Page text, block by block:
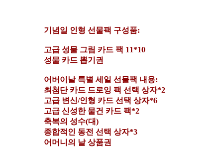
기념일 인형 선물팩 구성품:
고급 성물 그림 카드 팩 11*10
성물 카드 뽑기권
어버이날 특별 세일 선물팩 내용:
최첨단 카드 드로잉 팩 선택 상자*2
고급 변신/인형 카드 선택 상자*6
고급 신성한 물건 카드 팩*2
축복의 성수(대)
종합적인 동전 선택 상자*3
어머니의 날 상품권